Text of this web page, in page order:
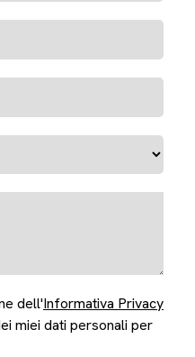
dell'Informativa Privacy
miei dati personali per